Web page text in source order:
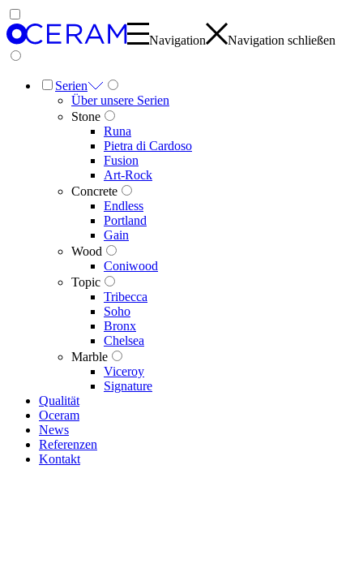
Navigation Navigation schließen
Serien
Über unsere Serien
Stone
Runa
Pietra di Cardoso
Fusion
Art-Rock
Concrete
Endless
Portland
Gain
Wood
Coniwood
Topic
Tribecca
Soho
Bronx
Chelsea
Marble
Viceroy
Signature
Qualität
Oceram
News
Referenzen
Kontakt